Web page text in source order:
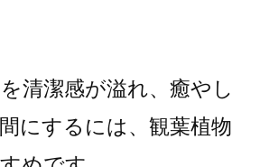
清潔感が溢れ、癒やし
にするには、観葉植物